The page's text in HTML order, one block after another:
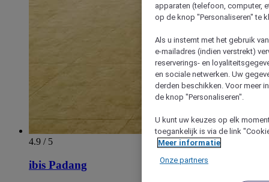
4.9 / 5
ibis Padang
apparaten (telefoon, computer,
op de knop "Personaliseren" te
Als u instemt met het gebruik
e-mailadres (indien verstrekt)
reserverings- en
en sociale netwerken. Uw
derden beschikken. Voor meer
de knop "Personaliseren".
U kunt uw keuzes op elk
toegankelijk is via de link
Meer informatie
Onze partners